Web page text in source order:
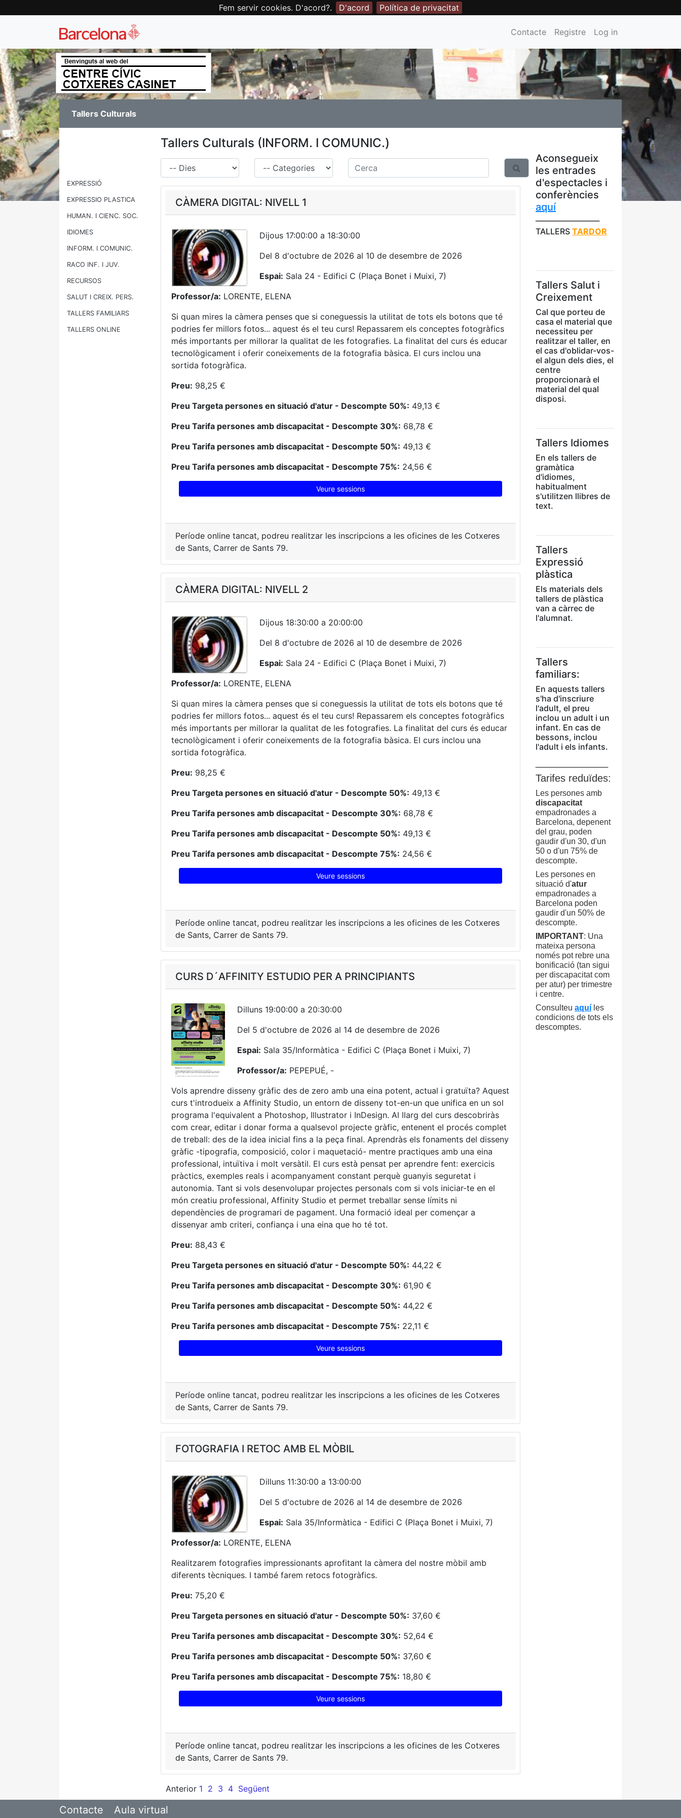
Fem servir cookies. D'acord?. D'acord Política de privacitat
Contacte Registre Log in
Tallers Culturals
EXPRESSIÓ
EXPRESSIO PLASTICA
HUMAN. I CIENC. SOC.
IDIOMES
INFORM. I COMUNIC.
RACO INF. I JUV.
RECURSOS
SALUT I CREIX. PERS.
TALLERS FAMILIARS
TALLERS ONLINE
Tallers Culturals (INFORM. I COMUNIC.)
Cerca
CÀMERA DIGITAL: NIVELL 1
Dijous 17:00:00 a 18:30:00
Del 8 d'octubre de 2026 al 10 de desembre de 2026
Espai: Sala 24 - Edifici C (Plaça Bonet i Muixi, 7)
Professor/a: LORENTE, ELENA
Si quan mires la càmera penses que si coneguessis la utilitat de tots els botons que té
podries fer millors fotos... aquest és el teu curs! Repassarem els conceptes fotogràfics
més importants per millorar la qualitat de les fotografies. La finalitat del curs és educar
tecnològicament i oferir coneixements de la fotografia bàsica. El curs inclou una
sortida fotogràfica.
Preu: 98,25 €
Preu Targeta persones en situació d'atur - Descompte 50%: 49,13 €
Preu Tarifa persones amb discapacitat - Descompte 30%: 68,78 €
Preu Tarifa persones amb discapacitat - Descompte 50%: 49,13 €
Preu Tarifa persones amb discapacitat - Descompte 75%: 24,56 €
Veure sessions
Període online tancat, podreu realitzar les inscripcions a les oficines de les Cotxeres
de Sants, Carrer de Sants 79.
CÀMERA DIGITAL: NIVELL 2
Dijous 18:30:00 a 20:00:00
Del 8 d'octubre de 2026 al 10 de desembre de 2026
Espai: Sala 24 - Edifici C (Plaça Bonet i Muixi, 7)
Professor/a: LORENTE, ELENA
Si quan mires la càmera penses que si coneguessis la utilitat de tots els botons que té
podries fer millors fotos... aquest és el teu curs! Repassarem els conceptes fotogràfics
més importants per millorar la qualitat de les fotografies. La finalitat del curs és educar
tecnològicament i oferir coneixements de la fotografia bàsica. El curs inclou una
sortida fotogràfica.
Preu: 98,25 €
Preu Targeta persones en situació d'atur - Descompte 50%: 49,13 €
Preu Tarifa persones amb discapacitat - Descompte 30%: 68,78 €
Preu Tarifa persones amb discapacitat - Descompte 50%: 49,13 €
Preu Tarifa persones amb discapacitat - Descompte 75%: 24,56 €
Veure sessions
Període online tancat, podreu realitzar les inscripcions a les oficines de les Cotxeres
de Sants, Carrer de Sants 79.
CURS D´AFFINITY ESTUDIO PER A PRINCIPIANTS
Dilluns 19:00:00 a 20:30:00
Del 5 d'octubre de 2026 al 14 de desembre de 2026
Espai: Sala 35/Informàtica - Edifici C (Plaça Bonet i Muixi, 7)
Professor/a: PEPEPUÉ, -
Vols aprendre disseny gràfic des de zero amb una eina potent, actual i gratuïta? Aquest
curs t'introdueix a Affinity Studio, un entorn de disseny tot-en-un que unifica en un sol
programa l'equivalent a Photoshop, Illustrator i InDesign. Al llarg del curs descobriràs
com crear, editar i donar forma a qualsevol projecte gràfic, entenent el procés complet
de treball: des de la idea inicial fins a la peça final. Aprendràs els fonaments del disseny
gràfic -tipografia, composició, color i maquetació- mentre practiques amb una eina
professional, intuïtiva i molt versàtil. El curs està pensat per aprendre fent: exercicis
pràctics, exemples reals i acompanyament constant perquè guanyis seguretat i
autonomia. Tant si vols desenvolupar projectes personals com si vols iniciar-te en el
món creatiu professional, Affinity Studio et permet treballar sense límits ni
dependències de programari de pagament. Una formació ideal per començar a
dissenyar amb criteri, confiança i una eina que ho té tot.
Preu: 88,43 €
Preu Targeta persones en situació d'atur - Descompte 50%: 44,22 €
Preu Tarifa persones amb discapacitat - Descompte 30%: 61,90 €
Preu Tarifa persones amb discapacitat - Descompte 50%: 44,22 €
Preu Tarifa persones amb discapacitat - Descompte 75%: 22,11 €
Veure sessions
Període online tancat, podreu realitzar les inscripcions a les oficines de les Cotxeres
de Sants, Carrer de Sants 79.
FOTOGRAFIA I RETOC AMB EL MÒBIL
Dilluns 11:30:00 a 13:00:00
Del 5 d'octubre de 2026 al 14 de desembre de 2026
Espai: Sala 35/Informàtica - Edifici C (Plaça Bonet i Muixi, 7)
Professor/a: LORENTE, ELENA
Realitzarem fotografies impressionants aprofitant la càmera del nostre mòbil amb
diferents tècniques. I també farem retocs fotogràfics.
Preu: 75,20 €
Preu Targeta persones en situació d'atur - Descompte 50%: 37,60 €
Preu Tarifa persones amb discapacitat - Descompte 30%: 52,64 €
Preu Tarifa persones amb discapacitat - Descompte 50%: 37,60 €
Preu Tarifa persones amb discapacitat - Descompte 75%: 18,80 €
Veure sessions
Període online tancat, podreu realitzar les inscripcions a les oficines de les Cotxeres
de Sants, Carrer de Sants 79.
Anterior 1 2 3 4 Següent
Aconsegueix
les entrades
d'espectacles i
conferències
aquí
TALLERS TARDOR
Tallers Salut i
Creixement
Cal que porteu de
casa el material que
necessiteu per
realitzar el taller, en
el cas d'oblidar-vos-
el algun dels dies, el
centre
proporcionarà el
material del qual
disposi.
Tallers Idiomes
En els tallers de
gramàtica
d'idiomes,
habitualment
s'utilitzen llibres de
text.
Tallers
Expressió
plàstica
Els materials dels
tallers de plàstica
van a càrrec de
l'alumnat.
Tallers
familiars:
En aquests tallers
s'ha d'inscriure
l'adult, el preu
inclou un adult i un
infant. En cas de
bessons, inclou
l'adult i els infants.
Tarifes reduïdes:
Les persones amb
discapacitat
empadronades a
Barcelona, depenent
del grau, poden
gaudir d'un 30, d'un
50 o d'un 75% de
descompte.
Les persones en
situació d'atur
empadronades a
Barcelona poden
gaudir d'un 50% de
descompte.
IMPORTANT: Una
mateixa persona
només pot rebre una
bonificació (tan sigui
per discapacitat com
per atur) per trimestre
i centre.
Consulteu aquí les
condicions de tots els
descomptes.
Contacte Aula virtual